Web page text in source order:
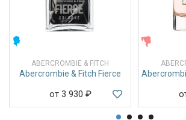
ABERCROMBIE & FITCH
Abercrombie & Fitch Fierce
от 3 930 ₽